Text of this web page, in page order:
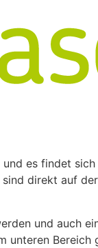
es findet
direkt auf
und auch